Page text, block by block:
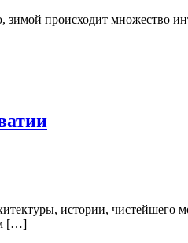
происходит множество
истории, чистейшего
[…]